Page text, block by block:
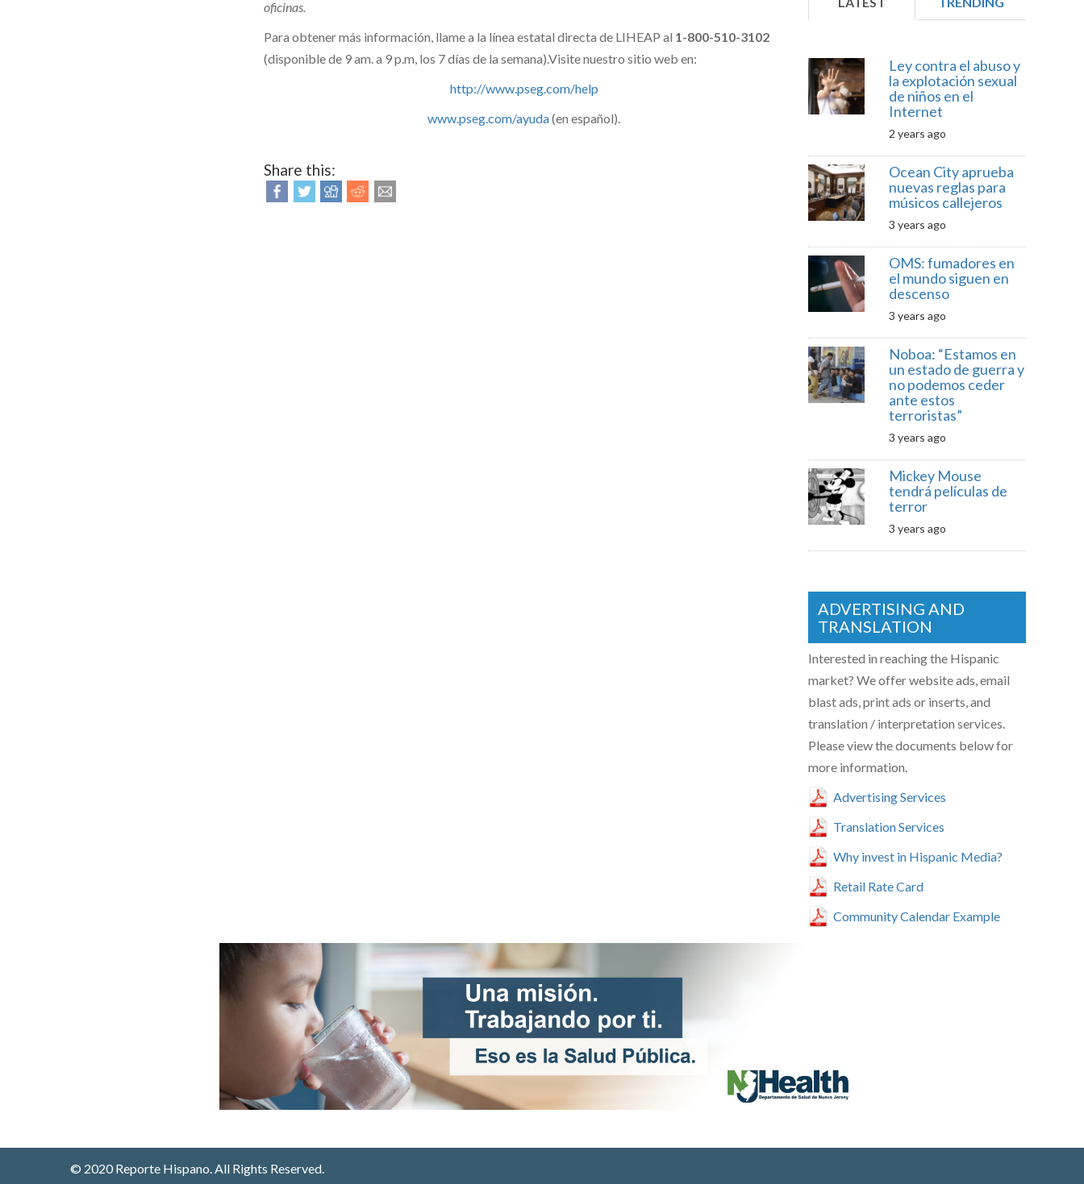
oficinas.
Para obtener más información, llame a la línea estatal directa de LIHEAP al 1-800-510-3102
(disponible de 9 am. a 9 p.m, los 7 días de la semana).Visite nuestro sitio web en:
http://www.pseg.com/help
www.pseg.com/ayuda(en español).
Share this:
Ley contra el abuso y
la explotación sexual
de niños en el
Internet
2 years ago
Ocean City aprueba
nuevas reglas para
músicos callejeros
3 years ago
OMS: fumadores en
el mundo siguen en
descenso
3 years ago
Noboa: “Estamos en
un estado de guerra y
no podemos ceder
ante estos
terroristas”
3 years ago
Mickey Mouse
tendrá películas de
terror
3 years ago
ADVERTISING AND
TRANSLATION
Interested in reaching the Hispanic
market? We offer website ads, email
blast ads, print ads or inserts, and
translation / interpretation services.
Please view the documents below for
more information.
Advertising Services
Translation Services
Why invest in Hispanic Media?
Retail Rate Card
Community Calendar Example
© 2020 Reporte Hispano. All Rights Reserved.